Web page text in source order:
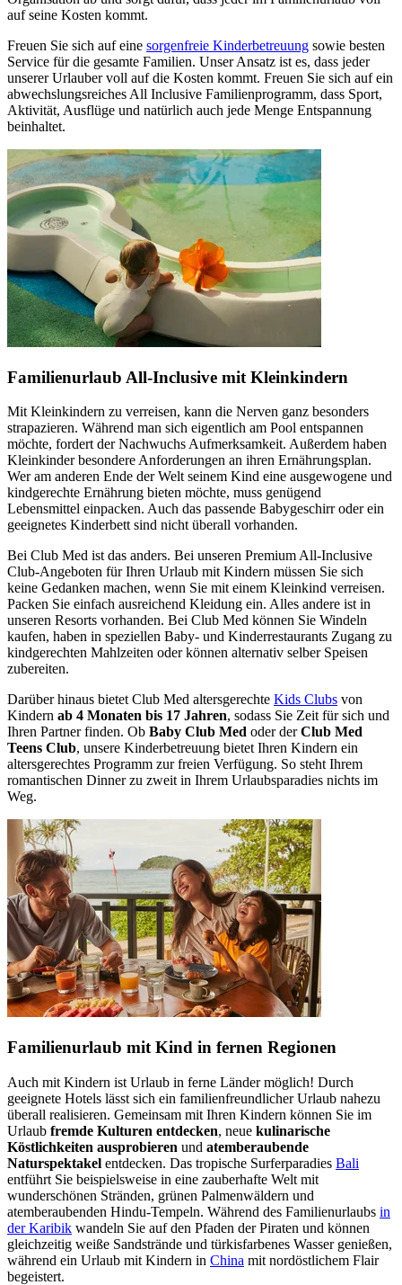
auf seine Kosten kommt.
Freuen Sie sich auf eine sorgenfreie Kinderbetreuung sowie besten
Service für die gesamte Familien. Unser Ansatz ist es, dass jeder
unserer Urlauber voll auf die Kosten kommt. Freuen Sie sich auf ein
abwechslungsreiches All Inclusive Familienprogramm, dass Sport,
Aktivität, Ausflüge und natürlich auch jede Menge Entspannung
beinhaltet.
Familienurlaub All-Inclusive mit Kleinkindern
Mit Kleinkindern zu verreisen, kann die Nerven ganz besonders
strapazieren. Während man sich eigentlich am Pool entspannen
möchte, fordert der Nachwuchs Aufmerksamkeit. Außerdem haben
Kleinkinder besondere Anforderungen an ihren Ernährungsplan.
Wer am anderen Ende der Welt seinem Kind eine ausgewogene und
kindgerechte Ernährung bieten möchte, muss genügend
Lebensmittel einpacken. Auch das passende Babygeschirr oder ein
geeignetes Kinderbett sind nicht überall vorhanden.
Bei Club Med ist das anders. Bei unseren Premium All-Inclusive
Club-Angeboten für Ihren Urlaub mit Kindern müssen Sie sich
keine Gedanken machen, wenn Sie mit einem Kleinkind verreisen.
Packen Sie einfach ausreichend Kleidung ein. Alles andere ist in
unseren Resorts vorhanden. Bei Club Med können Sie Windeln
kaufen, haben in speziellen Baby- und Kinderrestaurants Zugang zu
kindgerechten Mahlzeiten oder können alternativ selber Speisen
zubereiten.
Darüber hinaus bietet Club Med altersgerechte Kids Clubs von
Kindern ab 4 Monaten bis 17 Jahren, sodass Sie Zeit für sich und
Ihren Partner finden. Ob Baby Club Med oder derClub Med
Teens Club, unsere Kinderbetreuung bietet Ihren Kindern ein
altersgerechtes Programm zur freien Verfügung. So steht Ihrem
romantischen Dinner zu zweit in Ihrem Urlaubsparadies nichts im
Weg.
Familienurlaub mit Kind in fernen Regionen
Auch mit Kindern ist Urlaub in ferne Länder möglich! Durch
geeignete Hotels lässt sich ein familienfreundlicher Urlaub nahezu
überall realisieren. Gemeinsam mit Ihren Kindern können Sie im
Urlaub fremde Kulturen entdecken, neue kulinarische
Köstlichkeiten ausprobieren und atemberaubende
Naturspektakel entdecken. Das tropische Surferparadies Bali
entführt Sie beispielsweise in eine zauberhafte Welt mit
wunderschönen Stränden, grünen Palmenwäldern und
atemberaubenden Hindu-Tempeln. Während des Familienurlaubs in
der Karibik wandeln Sie auf den Pfaden der Piraten und können
gleichzeitig weiße Sandstrände und türkisfarbenes Wasser genießen,
während ein Urlaub mit Kindern in China mit nordöstlichem Flair
begeistert.